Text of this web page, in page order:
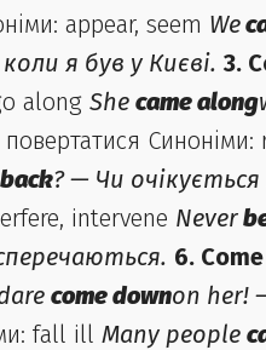
appear, seem We
я був у Києві. 3.
along She came along
повертатися
? — Чи
intervene Never
6.
come downon her!
fall ill Many people